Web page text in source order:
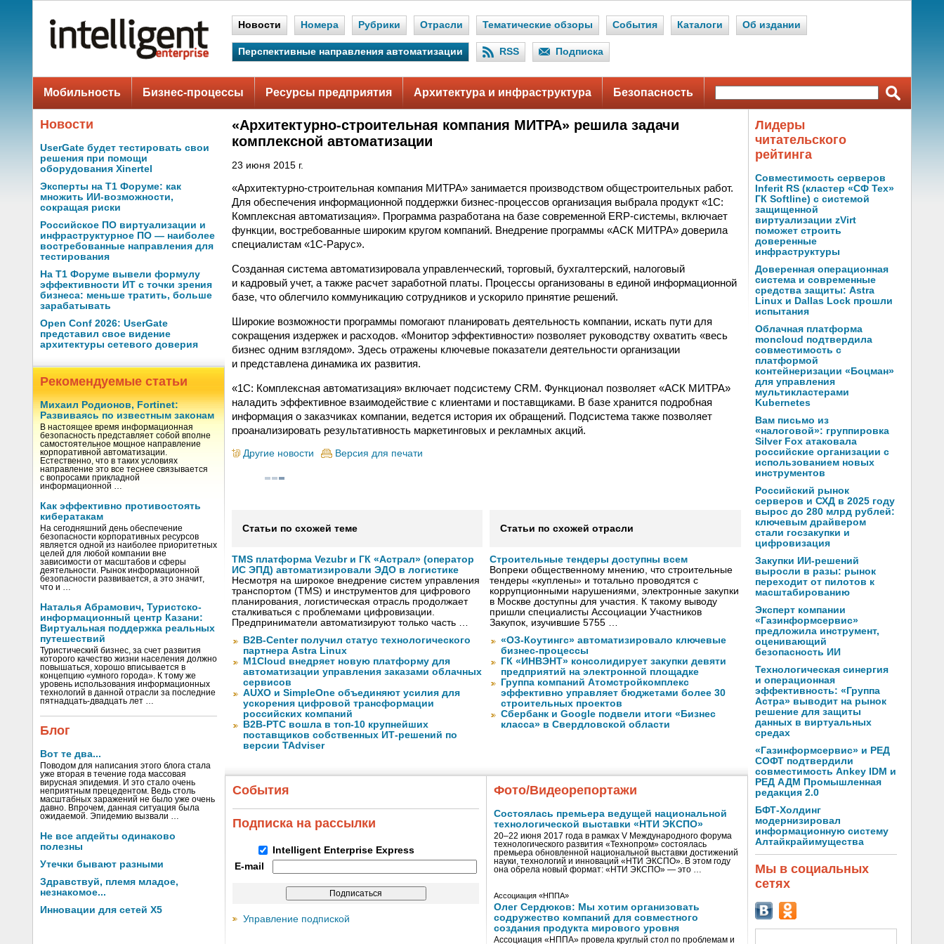
Новости Номера Рубрики Отрасли Тематические обзоры События Каталоги Об издании
Перспективные направления автоматизации RSS Подписка
Мобильность Бизнес-процессы Ресурсы предприятия Архитектура и инфраструктура Безопасность
Новости
UserGate будет тестировать свои
решения при помощи
оборудования Xinertel
Эксперты на Т1 Форуме: как
множить ИИ-возможности,
сокращая риски
Российское ПО виртуализации и
инфраструктурное ПО — наиболее
востребованные направления для
тестирования
На Т1 Форуме вывели формулу
эффективности ИТ с точки зрения
бизнеса: меньше тратить, больше
зарабатывать
Open Conf 2026: UserGate
представил свое видение
архитектуры сетевого доверия
Рекомендуемые статьи
Михаил Родионов, Fortinet:
Развиваясь по известным законам
В настоящее время информационная
безопасность представляет собой вполне
самостоятельное мощное направление
корпоративной автоматизации.
Естественно, что в таких условиях
направление это все теснее связывается
с вопросами прикладной
информационной …
Как эффективно противостоять
кибератакам
На сегодняшний день обеспечение
безопасности корпоративных ресурсов
является одной из наиболее приоритетных
целей для любой компании вне
зависимости от масштабов и сферы
деятельности. Рынок информационной
безопасности развивается, а это значит,
что и …
Наталья Абрамович, Туристско-
информационный центр Казани:
Виртуальная поддержка реальных
путешествий
Туристический бизнес, за счет развития
которого качество жизни населения должно
повышаться, хорошо вписывается в
концепцию «умного города». К тому же
уровень использования информационных
технологий в данной отрасли за последние
пятнадцать-двадцать лет …
Блог
Вот те два...
Поводом для написания этого блога стала
уже вторая в течение года массовая
вирусная эпидемия. И это стало очень
неприятным прецедентом. Ведь столь
масштабных заражений не было уже очень
давно. Впрочем, данная ситуация была
ожидаемой. Эпидемию вызвали …
Не все апдейты одинаково
полезны
Утечки бывают разными
Здравствуй, племя младое,
незнакомое...
Инновации для сетей X5
«Архитектурно-строительная компания МИТРА» решила задачи
комплексной автоматизации
23 июня 2015 г.
«Архитектурно-строительная компания МИТРА» занимается производством общестроительных работ.
Для обеспечения информационной поддержки бизнес-процессов организация выбрала продукт «1С:
Комплексная автоматизация». Программа разработана на базе современной ERP-системы, включает
функции, востребованные широким кругом компаний. Внедрение программы «АСК МИТРА» доверила
специалистам «1С-Рарус».
Созданная система автоматизировала управленческий, торговый, бухгалтерский, налоговый
и кадровый учет, а также расчет заработной платы. Процессы организованы в единой информационной
базе, что облегчило коммуникацию сотрудников и ускорило принятие решений.
Широкие возможности программы помогают планировать деятельность компании, искать пути для
сокращения издержек и расходов. «Монитор эффективности» позволяет руководству охватить «весь
бизнес одним взглядом». Здесь отражены ключевые показатели деятельности организации
и представлена динамика их развития.
«1С: Комплексная автоматизация» включает подсистему CRM. Функционал позволяет «АСК МИТРА»
наладить эффективное взаимодействие с клиентами и поставщиками. В базе хранится подробная
информация о заказчиках компании, ведется история их обращений. Подсистема также позволяет
проанализировать результативность маркетинговых и рекламных акций.
Другие новости Версия для печати
Статьи по схожей теме
TMS платформа Vezubr и ГК «Астрал» (оператор
ИС ЭПД) автоматизировали ЭДО в логистике
Несмотря на широкое внедрение систем управления
транспортом (TMS) и инструментов для цифрового
планирования, логистическая отрасль продолжает
сталкиваться с проблемами цифровизации.
Предприниматели автоматизируют только часть …
B2B-Center получил статус технологического
партнера Astra Linux
M1Cloud внедряет новую платформу для
автоматизации управления заказами облачных
сервисов
AUXO и SimpleOne объединяют усилия для
ускорения цифровой трансформации
российских компаний
B2B-РТС вошла в топ-10 крупнейших
поставщиков собственных ИТ-решений по
версии TAdviser
Статьи по схожей отрасли
Строительные тендеры доступны всем
Вопреки общественному мнению, что строительные
тендеры «куплены» и тотально проводятся с
коррупционными нарушениями, электронные закупки
в Москве доступны для участия. К такому выводу
пришли специалисты Ассоциации Участников
Закупок, изучившие 5755 …
«ОЗ-Коутингс» автоматизировало ключевые
бизнес-процессы
ГК «ИНВЭНТ» консолидирует закупки девяти
предприятий на электронной площадке
Группа компаний Атомстройкомплекс
эффективно управляет бюджетами более 30
строительных проектов
Сбербанк и Google подвели итоги «Бизнес
класса» в Свердловской области
События
Подписка на рассылки
Intelligent Enterprise Express
E-mail
Управление подпиской
Фото/Видеорепортажи
Состоялась премьера ведущей национальной
технологической выставки «НТИ ЭКСПО»
20–22 июня 2017 года в рамках V Международного форума
технологического развития «Технопром» состоялась
премьера обновленной национальной выставки достижений
науки, технологий и инноваций «НТИ ЭКСПО». В этом году
она обрела новый формат: «НТИ ЭКСПО» — это …
Ассоциация «НППА»
Олег Сердюков: Мы хотим организовать
содружество компаний для совместного
создания продукта мирового уровня
Ассоциация «НППА» провела круглый стол по проблемам и
Лидеры
читательского
рейтинга
Совместимость серверов
Inferit RS (кластер «СФ Тех»
ГК Softline) с системой
защищенной
виртуализации zVirt
поможет строить
доверенные
инфраструктуры
Доверенная операционная
система и современные
средства защиты: Astra
Linux и Dallas Lock прошли
испытания
Облачная платформа
moncloud подтвердила
совместимость с
платформой
контейнеризации «Боцман»
для управления
мультикластерами
Kubernetes
Вам письмо из
«налоговой»: группировка
Silver Fox атаковала
российские организации с
использованием новых
инструментов
Российский рынок
серверов и СХД в 2025 году
вырос до 280 млрд рублей:
ключевым драйвером
стали госзакупки и
цифровизация
Закупки ИИ-решений
выросли в разы: рынок
переходит от пилотов к
масштабированию
Эксперт компании
«Газинформсервис»
предложила инструмент,
оценивающий
безопасность ИИ
Технологическая синергия
и операционная
эффективность: «Группа
Астра» выводит на рынок
решение для защиты
данных в виртуальных
средах
«Газинформсервис» и РЕД
СОФТ подтвердили
совместимость Ankey IDM и
РЕД АДМ Промышленная
редакция 2.0
БФТ-Холдинг
модернизировал
информационную систему
Алтайкрайимущества
Мы в социальных
сетях